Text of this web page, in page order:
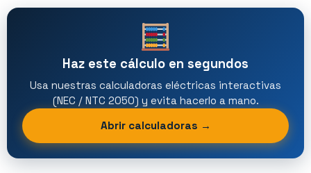
Haz este cálculo en segundos
Usa nuestras calculadoras eléctricas interactivas
(NEC / NTC 2050) y evita hacerlo a mano.
Abrir calculadoras →